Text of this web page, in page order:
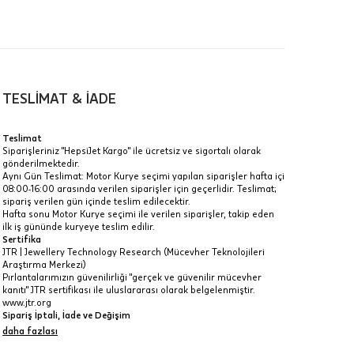
ancak
Taksit Toplamı
19.430 ₺
19.430 ₺
TESLİMAT & İADE
Teslimat
Siparişleriniz "HepsiJet Kargo" ile ücretsiz ve sigortalı olarak
gönderilmektedir.
Aynı Gün Teslimat: Motor Kurye seçimi yapılan siparişler hafta içi
08:00-16:00 arasında verilen siparişler için geçerlidir. Teslimat;
sipariş verilen gün içinde teslim edilecektir.
Hafta sonu Motor Kurye seçimi ile verilen siparişler, takip eden
ilk iş gününde kuryeye teslim edilir.
Sertifika
JTR | Jewellery Technology Research (Mücevher Teknolojileri
Araştırma Merkezi)
Pırlantalarımızın güvenilirliği "gerçek ve güvenilir mücevher
kanıtı" JTR sertifikası ile uluslararası olarak belgelenmiştir.
www.jtr.org
Sipariş İptali, İade ve Değişim
İptal: Kargoya verilmeyen veya faturası oluşmayan siparişlerinizi
daha fazlası